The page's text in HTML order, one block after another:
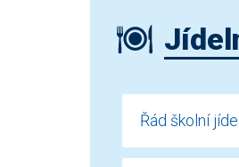
Řád školní